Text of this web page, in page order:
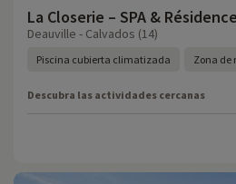
La Closerie – SPA &
Deauville - Calvados (14)
Piscina cubierta climatizada Zona de
Descubra las actividades cercanas